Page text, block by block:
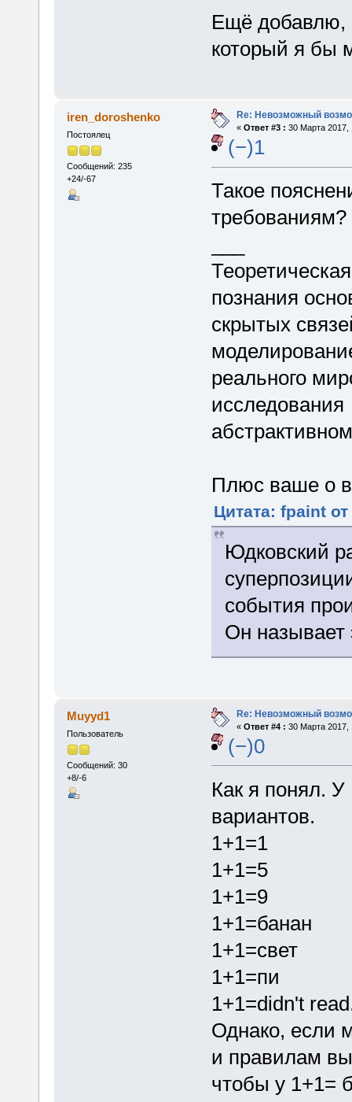
Ещё добавлю,
который я бы
iren_doroshenko
Постоялец
Сообщений: 235
+24/-67
Re: Невозможный
« Ответ #3 : 30 Марта 2017,
(−)1
Такое
требованиям?
познания
скрытых
реального
исследования
Плюс ваше о
Цитата: fpaint
Юдковский
события
Он
Muyyd1
Пользователь
Сообщений: 30
+8/-6
Re: Невозможный
« Ответ #4 : 30 Марта 2017,
(−)0
Как я понял.
вариантов.
1+1=1
1+1=5
1+1=9
1+1=банан
1+1=свет
1+1=пи
1+1=didn't
Однако, если
и правилам
чтобы у 1+1=